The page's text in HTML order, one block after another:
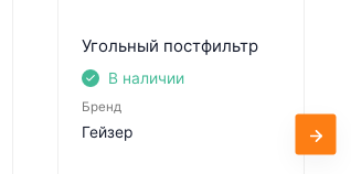
Угольный постфильтр
В наличии
Бренд
Гейзер